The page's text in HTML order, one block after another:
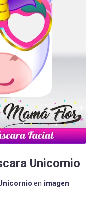
Unicornio
en imagen